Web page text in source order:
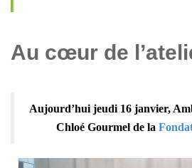
Au cœur de
Aujourd’hui jeudi 16 janvier,
Chloé Gourmel de la